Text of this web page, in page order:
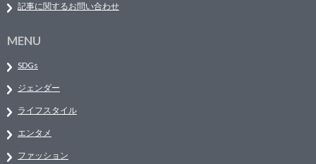
記事に関するお問い合わせ
MENU
SDGs
ジェンダー
ライフスタイル
エンタメ
ファッション